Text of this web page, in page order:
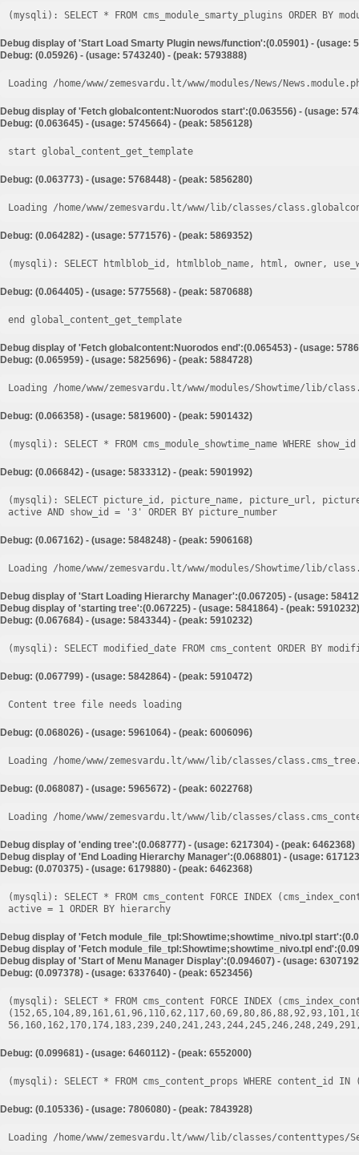
Debug display of 'Start Load Smarty Plugin news/function':(0.05901) - (usage:
Debug: (0.05926) - (usage: 5743240) - (peak: 5793888)
Loading /home/www/zemesvardu.lt/www/modules/News/
Debug display of 'Fetch globalcontent:Nuorodos start':(0.063556) - (usage:
Debug: (0.063645) - (usage: 5745664) - (peak: 5856128)
start global_content_get_template
Debug: (0.063773) - (usage: 5768448) - (peak: 5856280)
Loading /home/www/zemesvardu.lt/www/lib/classes/
Debug: (0.064282) - (usage: 5771576) - (peak: 5869352)
Debug: (0.064405) - (usage: 5775568) - (peak: 5870688)
end global_content_get_template
Debug display of 'Fetch globalcontent:Nuorodos end':(0.065453) - (usage:
Debug: (0.065959) - (usage: 5825696) - (peak: 5884728)
Loading /home/www/zemesvardu.lt/www/modules/Showtime/lib/
Debug: (0.066358) - (usage: 5819600) - (peak: 5901432)
Debug: (0.066842) - (usage: 5833312) - (peak: 5901992)
(mysqli): SELECT picture_id, picture_name, picture_url,
Debug: (0.067162) - (usage: 5848248) - (peak: 5906168)
Loading /home/www/zemesvardu.lt/www/modules/Showtime/lib/
Debug display of 'Start Loading Hierarchy Manager':(0.067205) - (usage:
Debug display of 'starting tree':(0.067225) - (usage: 5841864) - (peak: 5910232)
Debug: (0.067684) - (usage: 5843344) - (peak: 5910232)
Debug: (0.067799) - (usage: 5842864) - (peak: 5910472)
Content tree file needs loading
Debug: (0.068026) - (usage: 5961064) - (peak: 6006096)
Loading /home/www/zemesvardu.lt/www/lib/classes/
Debug: (0.068087) - (usage: 5965672) - (peak: 6022768)
Loading /home/www/zemesvardu.lt/www/lib/classes/
Debug display of 'ending tree':(0.068777) - (usage: 6217304) - (peak: 6462368)
Debug display of 'End Loading Hierarchy Manager':(0.068801) - (usage:
Debug: (0.070375) - (usage: 6179880) - (peak: 6462368)
(mysqli): SELECT * FROM cms_content FORCE INDEX
Debug display of 'Fetch module_file_tpl:Showtime;showtime_nivo.tpl
Debug display of 'Fetch module_file_tpl:Showtime;showtime_nivo.tpl
Debug display of 'Start of Menu Manager Display':(0.094607) - (usage:
Debug: (0.097378) - (usage: 6337640) - (peak: 6523456)
(mysqli): SELECT * FROM cms_content FORCE INDEX
Debug: (0.099681) - (usage: 6460112) - (peak: 6552000)
Debug: (0.105336) - (usage: 7806080) - (peak: 7843928)
Loading /home/www/zemesvardu.lt/www/lib/classes/